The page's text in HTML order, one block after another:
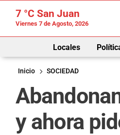
7 °C San Juan
Viernes 7 de Agosto, 2026
Locales
Inicio
SOCIEDAD
y ahora